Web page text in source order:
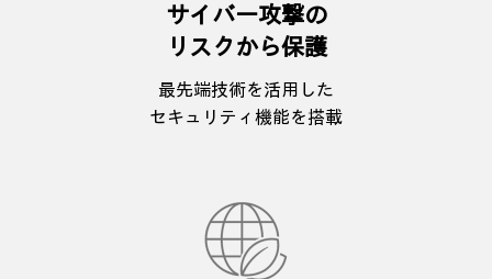
サイバー攻撃の
リスクから保護
最先端技術を活用した
セキュリティ機能を搭載